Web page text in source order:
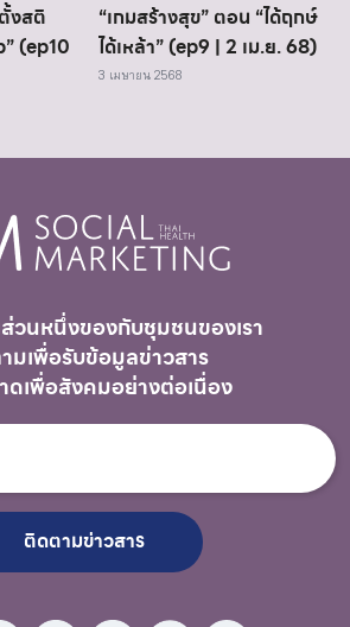
งสติ
(ep10
“เกมสร้างสุข” ตอน “ได้ฤกษ์
ได้เหล้า” (ep9 | 2 เม.ย. 68)
3 เมษายน 2568
วนหนึ่งของกับชุมชนของเรา
มเพื่อรับข้อมูลข่าวสาร
ดเพื่อสังคมอย่างต่อเนื่อง
ติดตามข่าวสาร